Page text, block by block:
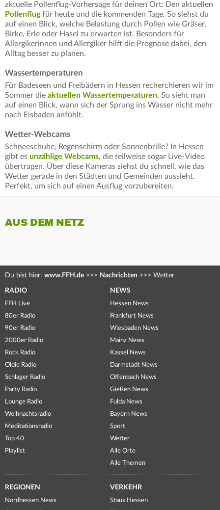
aktuelle Pollenflug-Vorhersage für deinen Ort: Den aktuellen
Pollenflugfür heute und die kommenden Tage. So siehst du
auf einen Blick, welche Belastung durch Pollen wie Gräser,
Birke, Erle oder Hasel zu erwarten ist. Besonders für
Allergikerinnen und Allergiker hilft die Prognose dabei, den
Alltag besser zu planen.
Wassertemperaturen
Für Badeseen und Freibädern in Hessen recherchieren wir im
Sommer die aktuellen Wassertemperaturen. So sieht man
auf einen Blick, wann sich der Sprung ins Wasser nicht mehr
nach Eisbaden anfühlt.
Wetter-Webcams
Schneeschuhe, Regenschirm oder Sonnenbrille? In Hessen
gibt es unzählige Webcams, die teilweise sogar Live-Video
übertragen. Über diese Kameras siehst du schnell, wie das
Wetter gerade in den Städten und Gemeinden aussieht.
Perfekt, um sich auf einen Ausflug vorzubereiten.
AUS DEM NETZ
Du bist hier: www.FFH.de >>> Nachrichten >>> Wetter
RADIO
FFH Live
80er Radio
90er Radio
2000er Radio
Rock Radio
Oldie Radio
Schlager Radio
Party Radio
Lounge Radio
Weihnachtsradio
Meditationsradio
Top 40
Playlist
NEWS
Hessen News
Frankfurt News
Wiesbaden News
Mainz News
Kassel News
Darmstadt News
Offenbach News
Gießen News
Fulda News
Bayern News
Sport
Wetter
Alle Orte
Alle Themen
REGIONEN
Nordhessen News
VERKEHR
Staus Hessen